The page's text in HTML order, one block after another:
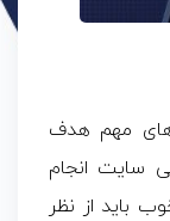
مهم هدف
سایت انجام
باید از نظر